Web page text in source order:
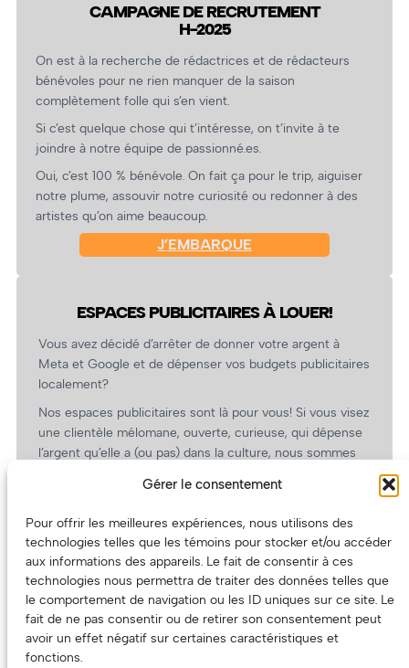
Gérer le consentement
Pour offrir les meilleures expériences, nous utilisons des
technologies telles que les témoins pour stocker et/ou accéder
aux informations des appareils. Le fait de consentir à ces
technologies nous permettra de traiter des données telles que
le comportement de navigation ou les ID uniques sur ce site. Le
fait de ne pas consentir ou de retirer son consentement peut
avoir un effet négatif sur certaines caractéristiques et
fonctions.
CAMPAGNE DE RECRUTEMENT
H-2025
On est à la recherche de rédactrices et de rédacteurs
bénévoles pour ne rien manquer de la saison
complètement folle qui s’en vient.
Si c’est quelque chose qui t’intéresse, on t’invite à te
joindre à notre équipe de passionné.es.
Oui, c’est 100 % bénévole. On fait ça pour le trip, aiguiser
notre plume, assouvir notre curiosité ou redonner à des
artistes qu’on aime beaucoup.
J’EMBARQUE
ESPACES PUBLICITAIRES À LOUER!
Vous avez décidé d’arrêter de donner votre argent à
Meta et Google et de dépenser vos budgets publicitaires
localement?
Nos espaces publicitaires sont là pour vous! Si vous visez
une clientèle mélomane, ouverte, curieuse, qui dépense
l’argent qu’elle a (ou pas) dans la culture, nous sommes
revient.
(Oui, on va avoir des tarifs spéciaux pour vous, les
artistes!)